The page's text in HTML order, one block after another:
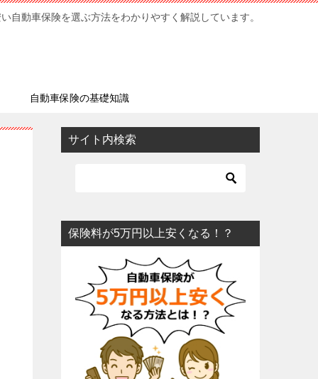
自動車保険を選ぶ方法をわかりやすく解説しています。
自動車保険の基礎知識
サイト内検索
保険料が5万円以上安くなる！？